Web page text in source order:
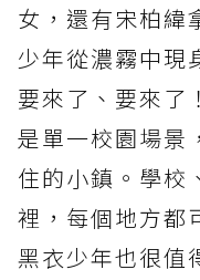
女，還有宋柏緯
少年從濃霧中現
要來了、要來了
是單一校園場景
住的小鎮。學校
裡，每個地方都
黑衣少年也很值